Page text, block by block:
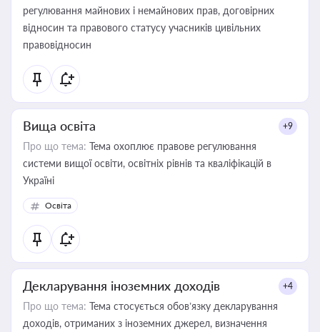
регулювання майнових і немайнових прав, договірних
відносин та правового статусу учасників цивільних
правовідносин
Вища освіта +9
Про що тема: Тема охоплює правове регулювання
системи вищої освіти, освітніх рівнів та кваліфікацій в
Україні
Освіта
Декларування іноземних доходів +4
Про що тема: Тема стосується обов’язку декларування
доходів, отриманих з іноземних джерел, визначення